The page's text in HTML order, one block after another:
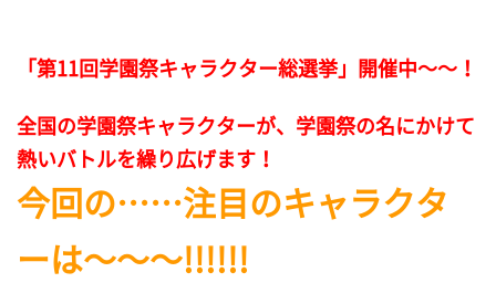
「第11回学園祭キャラクター総選挙」開催中～～！
全国の学園祭キャラクターが、学園祭の名にかけて
熱いバトルを繰り広げます！
今回の……注目のキャラクタ
ーは～～～!!!!!!